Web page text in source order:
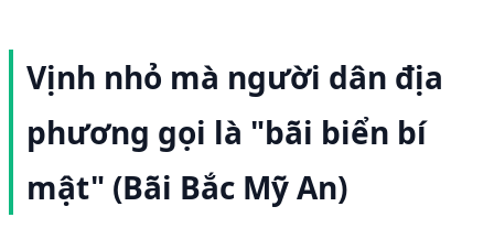
Vịnh nhỏ mà người dân địa
phương gọi là "bãi biển bí
mật" (Bãi Bắc Mỹ An)